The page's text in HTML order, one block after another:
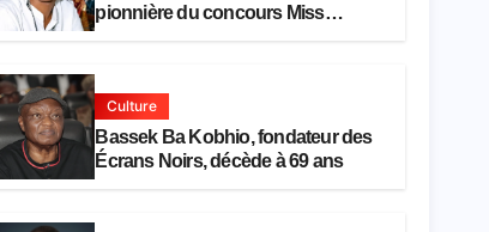
pionnière du concours Miss
Culture
Bassek Ba Kobhio, fondateur des
Écrans Noirs, décède à 69 ans